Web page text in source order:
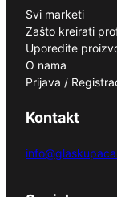
Svi marketi
Zašto kreirati
Uporedite
O nama
Prijava /
Kontakt